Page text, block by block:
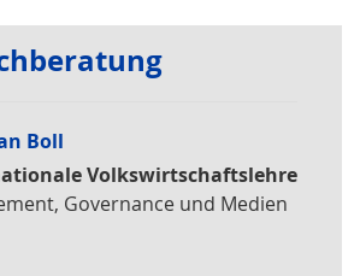
Boll
Volkswirtschaftslehre
Governance und Medien